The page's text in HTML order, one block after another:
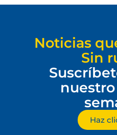
Noticias
Sin
Haz